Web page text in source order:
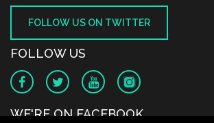
FOLLOW US ON TWITTER
FOLLOW US
WE'RE ON FACEBOOK